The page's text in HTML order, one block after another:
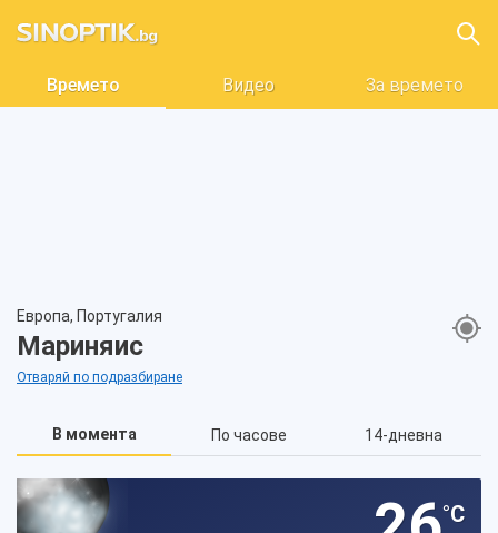
Времето Видео За времето
Европа, Португалия
Мариняис
Отваряй по подразбиране
В момента По часове 14-дневна
°C